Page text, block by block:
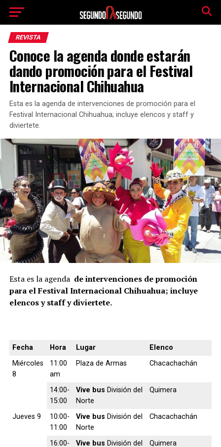
REVISTA
Conoce la agenda donde estarán
dando promoción para el Festival
Internacional Chihuahua
Esta es la agenda de intervenciones de promoción para el
Festival Internacional Chihuahua; incluye elencos y staff y
diviertete.
Esta es la agenda de intervenciones de promoción
para el Festival Internacional Chihuahua; incluye
elencos y staff y diviertete.
Fecha Hora Lugar
Elenco
Miércoles
8
11:00
am
Plaza de Armas Chacachachán
14:00-
15:00
Vive bus División del
Norte
Quimera
Jueves 9
10:00-
11:00
Vive bus División del
Norte
Chacachachán
16:00-
Vive bus División del
Quimera